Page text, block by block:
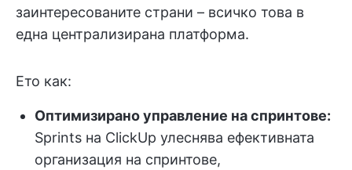
заинтересованите страни – всичко това в
една централизирана платформа.
Ето как:
Оптимизирано управление на спринтове:
Sprints на ClickUp улеснява ефективната
организация на спринтове,